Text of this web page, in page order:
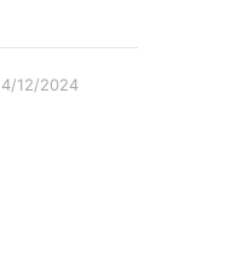
12/2024